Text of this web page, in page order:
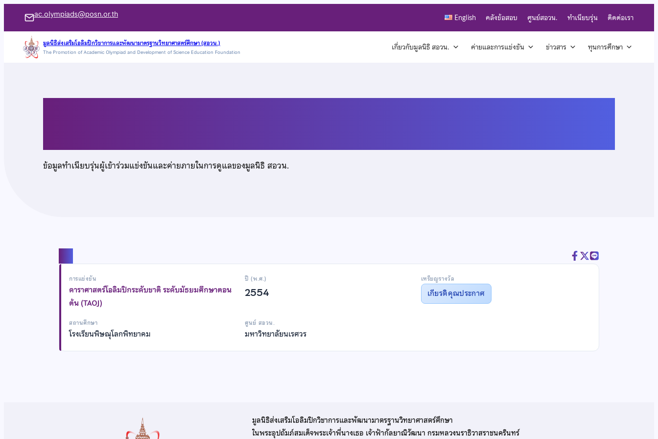
เนื้อหา
ac.olympiads@posn.or.th English คลังข้อสอบ ศูนย์สอวน. ทำเนียบรุ่น ติดต่อเรา
มูลนิธิส่งเสริมโอลิมปิกวิชาการและพัฒนามาตรฐานวิทยาศาสตร์ศึกษา (สอวน.)
The Promotion of Academic Olympiad and Development of Science Education Foundation เกี่ยวกับมูลนิธิ สอวน. ค่ายและการแข่งขัน ข่าวสาร ทุนการศึกษา
ข้อมูลทำเนียบรุ่นผู้เข้าร่วมแข่งขันและค่ายภายในการดูแลของมูลนิธิ สอวน.
การแข่งขัน
ดาราศาสตร์โอลิมปิกระดับชาติ ระดับมัธยมศึกษาตอน
ต้น (TAOJ)
ปี (พ.ศ.)
2554
เหรียญรางวัล
เกียรติคุณประกาศ
สถานศึกษา
โรงเรียนพิษณุโลกพิทยาคม
ศูนย์ สอวน.
มหาวิทยาลัยนเรศวร
มูลนิธิส่งเสริมโอลิมปิกวิชาการและพัฒนามาตรฐานวิทยาศาสตร์ศึกษา
ในพระอุปถัมภ์สมเด็จพระเจ้าพี่นางเธอ เจ้าฟ้ากัลยาณิวัฒนา กรมหลวงนราธิวาสราชนครินทร์